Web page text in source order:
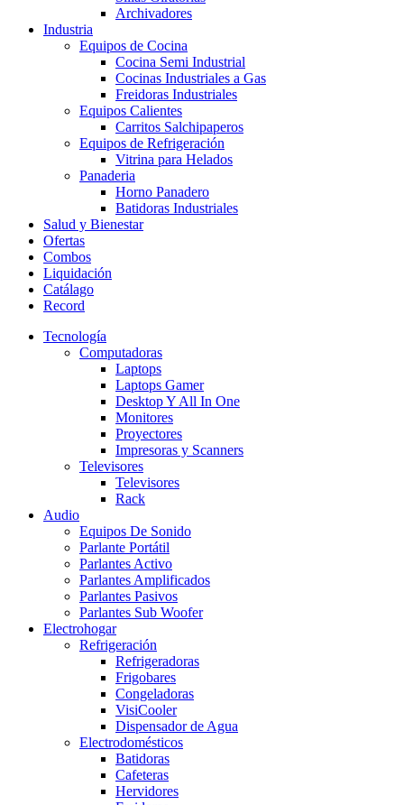
Archivadores
Industria
Equipos de Cocina
Cocina Semi Industrial
Cocinas Industriales a Gas
Freidoras Industriales
Equipos Calientes
Carritos Salchipaperos
Equipos de Refrigeración
Vitrina para Helados
Panaderia
Horno Panadero
Batidoras Industriales
Salud y Bienestar
Ofertas
Combos
Liquidación
Catálago
Record
Tecnología
Computadoras
Laptops
Laptops Gamer
Desktop Y All In One
Monitores
Proyectores
Impresoras y Scanners
Televisores
Televisores
Rack
Audio
Equipos De Sonido
Parlante Portátil
Parlantes Activo
Parlantes Amplificados
Parlantes Pasivos
Parlantes Sub Woofer
Electrohogar
Refrigeración
Refrigeradoras
Frigobares
Congeladoras
VisiCooler
Dispensador de Agua
Electrodomésticos
Batidoras
Cafeteras
Hervidores